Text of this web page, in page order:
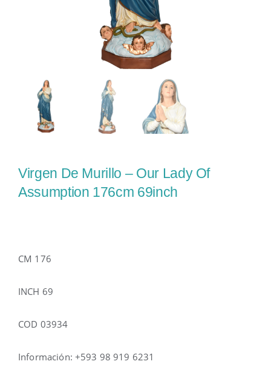
Virgen De Murillo – Our Lady Of
Assumption 176cm 69inch
CM 176
INCH 69
COD 03934
Información: +593 98 919 6231